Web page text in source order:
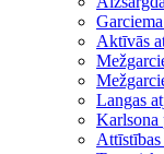
Aktīvās
Langas
Karlsona
Attīstības